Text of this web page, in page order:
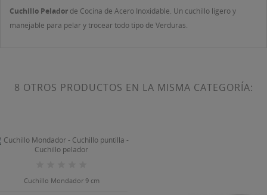
Cuchillo Pelador de Cocina de Acero Inoxidable. Un cuchillo ligero y
manejable para pelar y trocear todo tipo de Verduras.
8 OTROS PRODUCTOS EN LA MISMA CATEGORÍA:
Cuchillo Mondador 9 cm